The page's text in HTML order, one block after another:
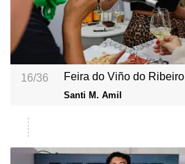
16/36 Feira do Viño do Ribeiro
Santi M. Amil